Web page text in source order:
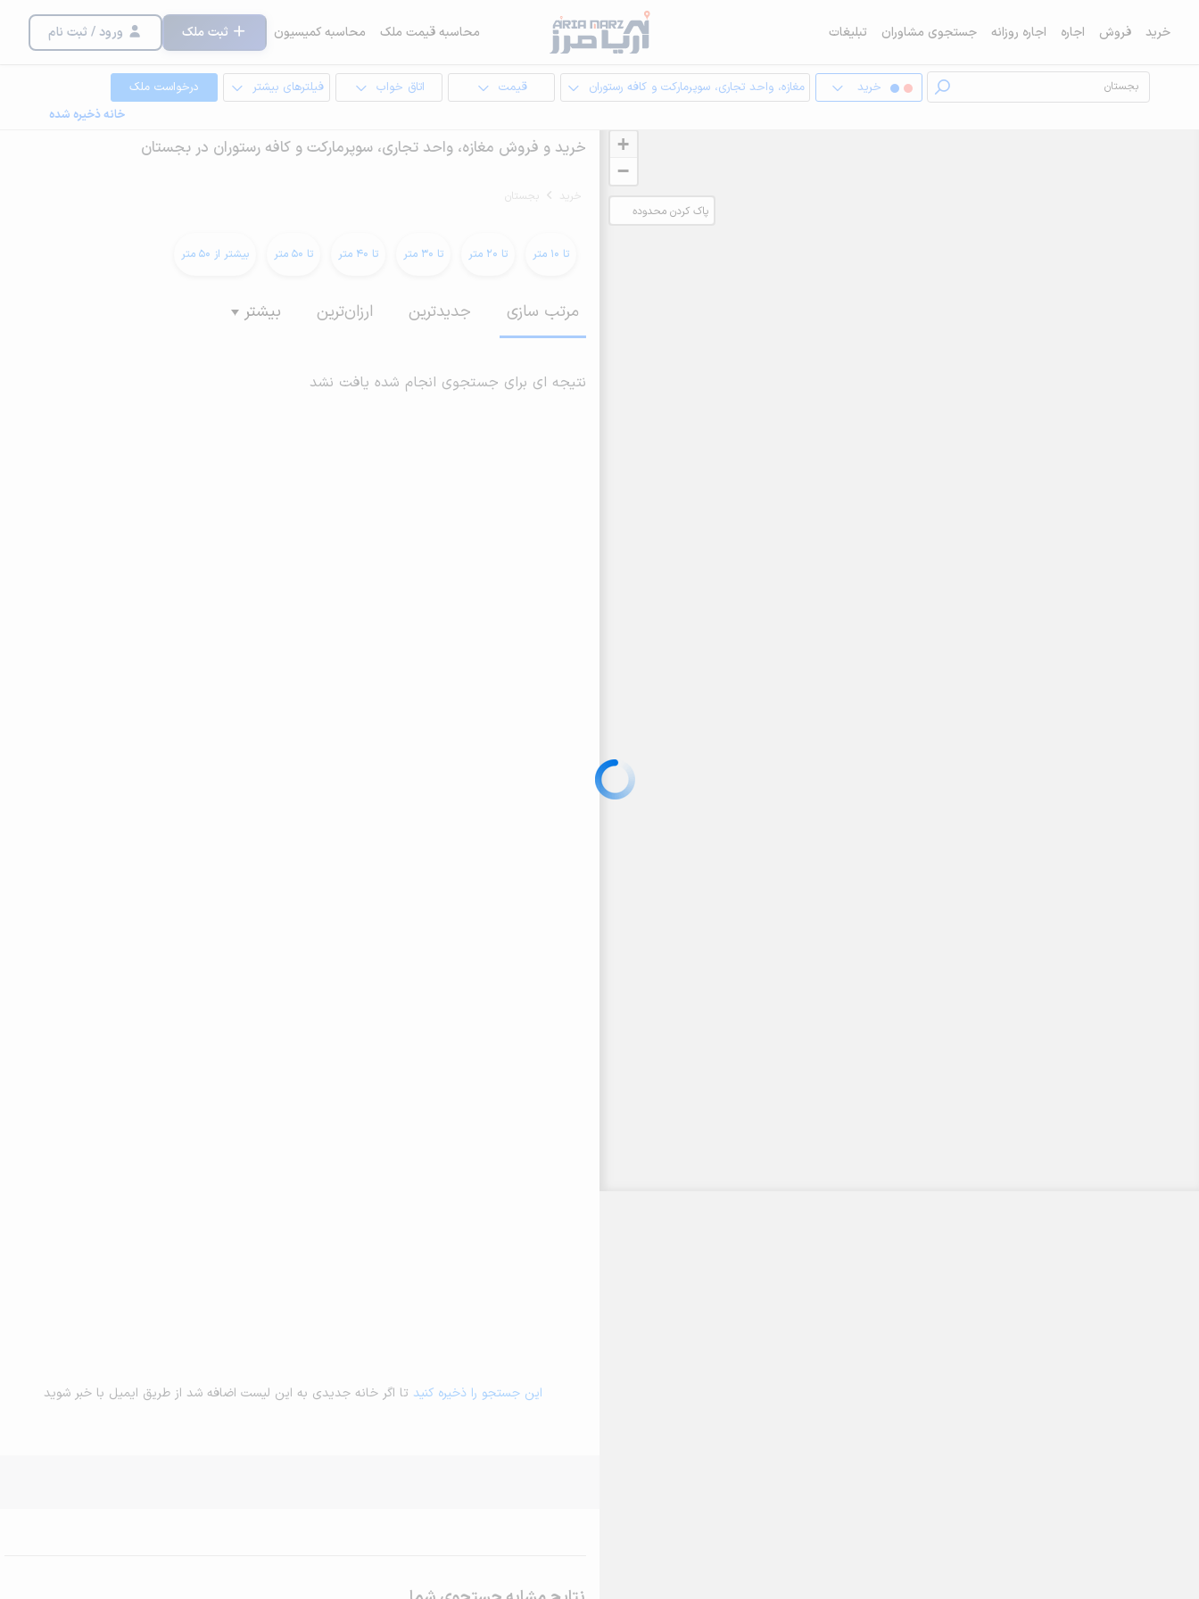
خرید فروش اجاره اجاره روزانه جستجوی مشاوران تبلیغات محاسبه قیمت ملک محاسبه کمیسیون ثبت ملک ورود / ثبت نام
خرید مغازه، واحد تجاری، سوپرمارکت و کافه رستوران قیمت اتاق خواب فیلترهای بیشتر
درخواست ملک
خانه ذخیره شده
+
−
پاک کردن محدوده
خرید و فروش مغازه، واحد تجاری، سوپرمارکت و کافه رستوران در بجستان
خرید بجستان
تا 10 متر تا 20 متر تا 30 متر تا 40 متر تا 50 متر بیشتر از 50 متر
مرتب سازی جدیدترین ارزان‌ترین بیشتر
نتیجه ای برای جستجوی انجام شده یافت نشد
این جستجو را ذخیره کنید تا اگر خانه جدیدی به این لیست اضافه شد از طریق ایمیل با خبر شوید